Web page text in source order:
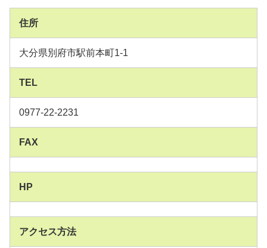
住所
大分県別府市駅前本町1-1
TEL
0977-22-2231
FAX
HP
アクセス方法